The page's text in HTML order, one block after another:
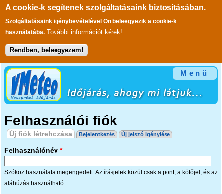
A cookie-k segítenek szolgáltatásaink biztosításában.
Szolgáltatásaink igénybevételével Ön beleegyezik a cookie-k
használatába. További információt kérek!
Rendben, beleegyezem!
Ugrás a tartalomra
Menü
Felhasználói fiók
Elsődleges fülek
Új fiók létrehozása(aktív fül)
Bejelentkezés Új jelszó igénylése
Felhasználónév *
Szóköz használata megengedett. Az írásjelek közül csak a pont, a kötőjel, és az
aláhúzás használható.